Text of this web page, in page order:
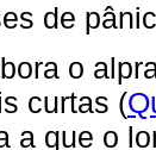
de
o
curtas (
a que o